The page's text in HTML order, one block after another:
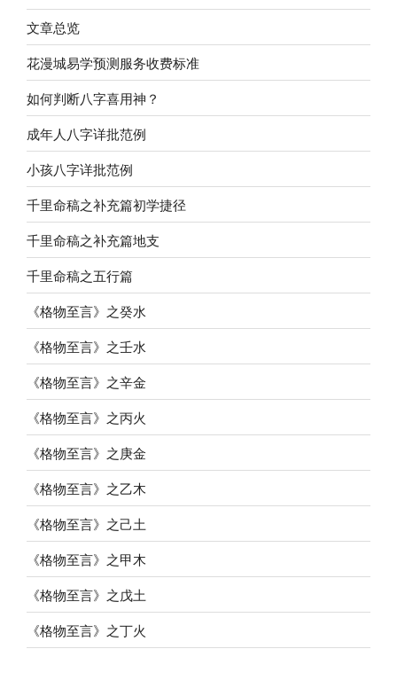
文章总览
花漫城易学预测服务收费标准
如何判断八字喜用神？
成年人八字详批范例
小孩八字详批范例
千里命稿之补充篇初学捷径
千里命稿之补充篇地支
千里命稿之五行篇
《格物至言》之癸水
《格物至言》之壬水
《格物至言》之辛金
《格物至言》之丙火
《格物至言》之庚金
《格物至言》之乙木
《格物至言》之己土
《格物至言》之甲木
《格物至言》之戊土
《格物至言》之丁火